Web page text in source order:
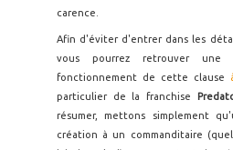
carence.
Afin d'éviter d'entrer dans les
vous pourrez retrouver une
fonctionnement de cette clause
particulier de la franchise
résumer, mettons simplement
création à un commanditaire